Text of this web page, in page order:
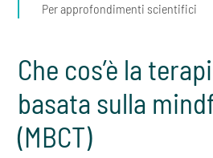
Per approfondimenti scientifici
Che cos’è la
basata sulla
(MBCT)